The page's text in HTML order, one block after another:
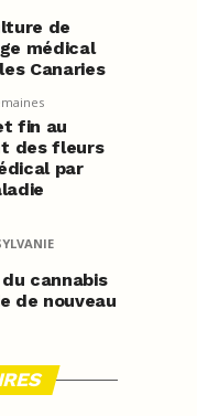
de
médical
Canaries
fin au
des fleurs
par
cannabis
de nouveau